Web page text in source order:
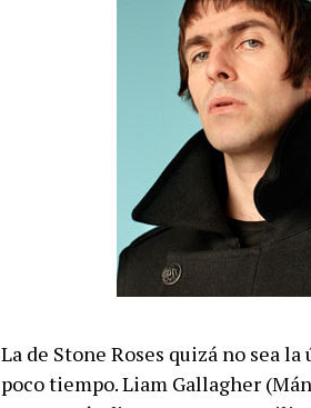
La de Stone Roses quizá no sea
poco tiempo. Liam Gallagher